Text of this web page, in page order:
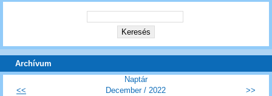
Archívum
Naptár
<<
December / 2022 >>